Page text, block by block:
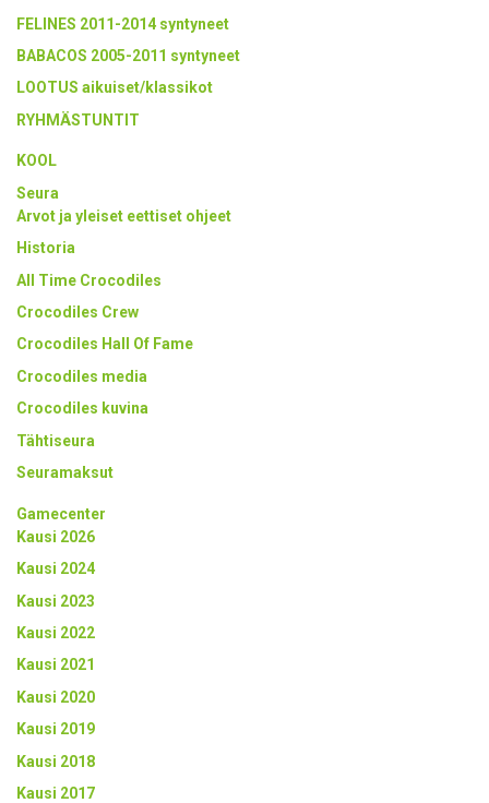
FELINES 2011-2014 syntyneet
BABACOS 2005-2011 syntyneet
LOOTUS aikuiset/klassikot
RYHMÄSTUNTIT
KOOL
Seura
Arvot ja yleiset eettiset ohjeet
Historia
All Time Crocodiles
Crocodiles Crew
Crocodiles Hall Of Fame
Crocodiles media
Crocodiles kuvina
Tähtiseura
Seuramaksut
Gamecenter
Kausi 2026
Kausi 2024
Kausi 2023
Kausi 2022
Kausi 2021
Kausi 2020
Kausi 2019
Kausi 2018
Kausi 2017